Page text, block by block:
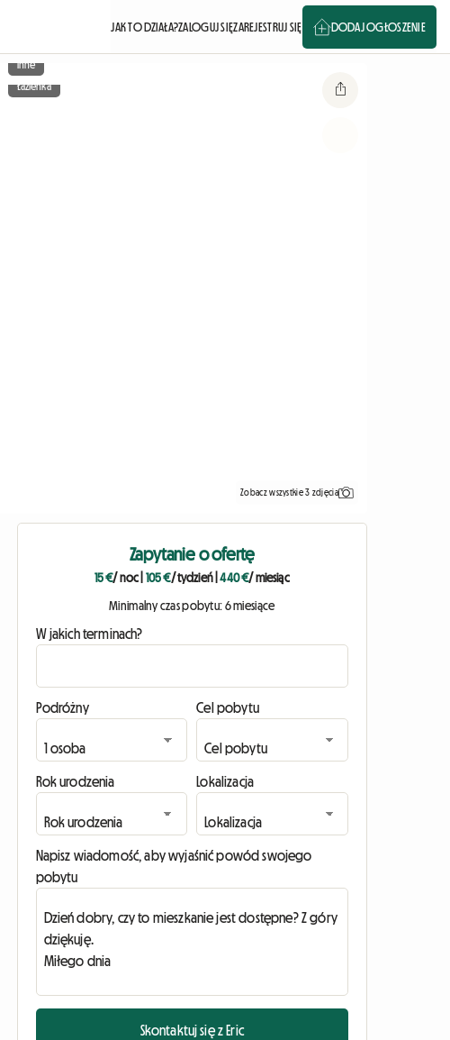
JAK TO DZIAŁA?ZALOGUJ SIĘZAREJESTRUJ SIĘ DODAJ OGŁOSZENIE
Inne
Łazienka
Zobacz wszystkie 3 zdjęcia
Zapytanie o ofertę
15 €/ noc 105 €/ tydzień|440 €/ miesiąc
Minimalny czas pobytu: 6 miesiące
W jakich terminach?
Podróżny Cel pobytu
Rok urodzenia Lokalizacja
Napisz wiadomość, aby wyjaśnić powód swojego
pobytu
Skontaktuj się z Eric